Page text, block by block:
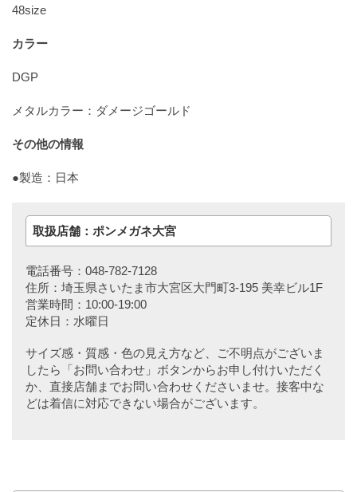
48size
カラー
DGP
メタルカラー：ダメージゴールド
その他の情報
●製造：日本
取扱店舗：ポンメガネ大宮
電話番号：048-782-7128
住所：埼玉県さいたま市大宮区大門町3-195 美幸ビル1F
営業時間：10:00-19:00
定休日：水曜日
サイズ感・質感・色の見え方など、ご不明点がございま
したら「お問い合わせ」ボタンからお申し付けいただく
か、直接店舗までお問い合わせくださいませ。接客中な
どは着信に対応できない場合がございます。